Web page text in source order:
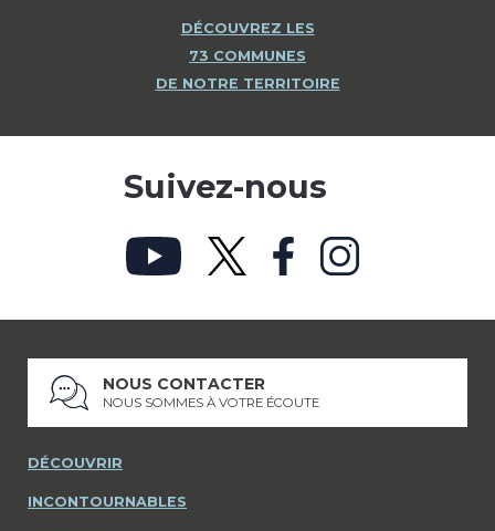
DÉCOUVREZ LES
73 COMMUNES
DE NOTRE TERRITOIRE
Suivez-nous
NOUS CONTACTER
NOUS SOMMES À VOTRE ÉCOUTE
DÉCOUVRIR
INCONTOURNABLES